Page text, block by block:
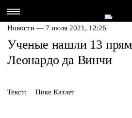
Новости — 7 июля 2021, 12:26
Ученые нашли 13
Леонардо да Винчи
Текст: Пике Катлет